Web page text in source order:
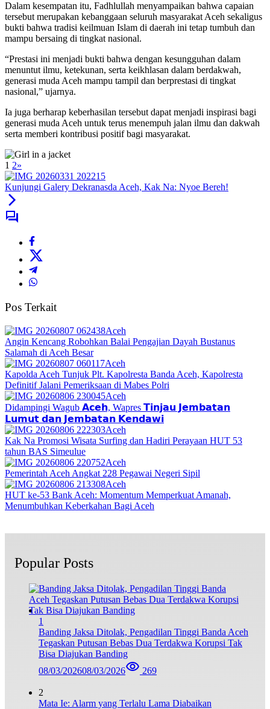
Dalam kesempatan itu, Fadhlullah menyampaikan bahwa capaian
tersebut merupakan kebanggaan seluruh masyarakat Aceh sekaligus
bukti bahwa tradisi keilmuan Islam di daerah ini tetap tumbuh dan
mampu bersaing di tingkat nasional.
“Prestasi ini menjadi bukti bahwa dengan kesungguhan dalam
menuntut ilmu, ketekunan, serta keikhlasan dalam berdakwah,
generasi muda Aceh mampu tampil dan berprestasi di tingkat
nasional,” ujarnya.
Ia juga berharap keberhasilan tersebut dapat menjadi inspirasi bagi
generasi muda Aceh untuk terus menempuh jalan ilmu dan dakwah
serta memberi kontribusi positif bagi masyarakat.
1 2»
Kunjungi Galery Dekranasda Aceh, Kak Na: Nyoe Bereh!
Pos Terkait
Aceh
Angin Kencang Robohkan Balai Pengajian Dayah Bustanus
Salamah di Aceh Besar
Aceh
Kapolda Aceh Tunjuk Plt. Kapolresta Banda Aceh, Kapolresta
Definitif Jalani Pemeriksaan di Mabes Polri
Aceh
Didampingi Wagub 𝗔𝗰𝗲𝗵, Wapres 𝗧𝗶𝗻𝗷𝗮𝘂 𝗝𝗲𝗺𝗯𝗮𝘁𝗮𝗻
𝗟𝘂𝗺𝘂𝘁 𝗱𝗮𝗻 𝗝𝗲𝗺𝗯𝗮𝘁𝗮𝗻 𝗞𝗲𝗻𝗱𝗮𝘄𝗶
Aceh
Kak Na Promosi Wisata Surfing dan Hadiri Perayaan HUT 53
tahun BAS Simeulue
Aceh
Pemerintah Aceh Angkat 228 Pegawai Negeri Sipil
Aceh
HUT ke-53 Bank Aceh: Momentum Memperkuat Amanah,
Menumbuhkan Keberkahan Bagi Aceh
Popular Posts
1
Banding Jaksa Ditolak, Pengadilan Tinggi Banda Aceh
Tegaskan Putusan Bebas Dua Terdakwa Korupsi Tak
Bisa Diajukan Banding
08/03/202608/03/2026 269
2
Mata Ie: Alarm yang Terlalu Lama Diabaikan